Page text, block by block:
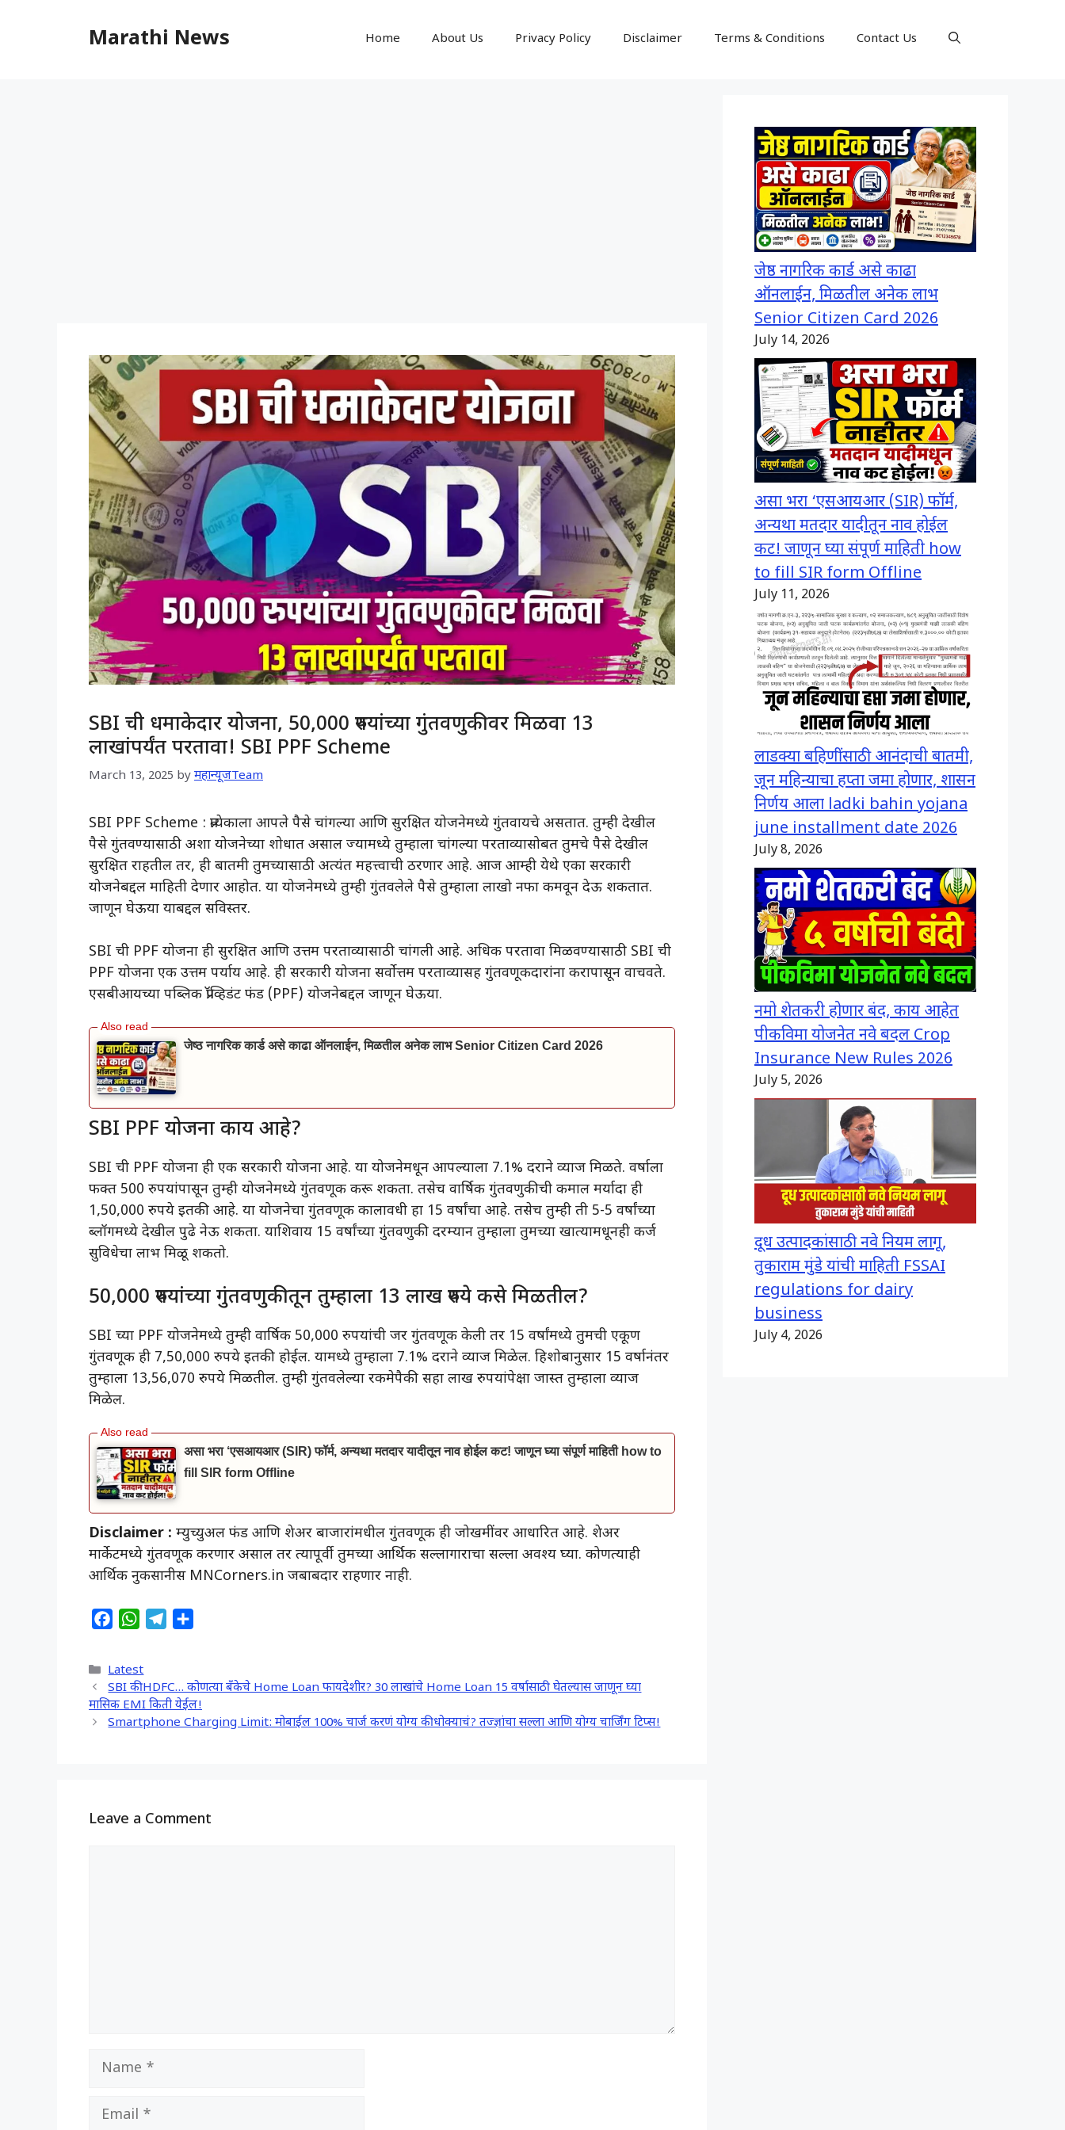
Marathi News Home About Us Privacy Policy Disclaimer Terms & Conditions Contact Us
SBI ची धमाकेदार योजना, 50,000 रुपयांच्या गुंतवणुकीवर मिळवा 13
लाखांपर्यंत परतावा! SBI PPF Scheme
March 13, 2025 by महान्यूजTeam
SBI PPF Scheme : प्रत्येकाला आपले पैसे चांगल्या आणि सुरक्षित योजनेमध्ये गुंतवायचे असतात. तुम्ही देखील
पैसे गुंतवण्यासाठी अशा योजनेच्या शोधात असाल ज्यामध्ये तुम्हाला चांगल्या परताव्यासोबत तुमचे पैसे देखील
सुरक्षित राहतील तर, ही बातमी तुमच्यासाठी अत्यंत महत्त्वाची ठरणार आहे. आज आम्ही येथे एका सरकारी
योजनेबद्दल माहिती देणार आहोत. या योजनेमध्ये तुम्ही गुंतवलेले पैसे तुम्हाला लाखो नफा कमवून देऊ शकतात.
जाणून घेऊया याबद्दल सविस्तर.
SBI ची PPF योजना ही सुरक्षित आणि उत्तम परताव्यासाठी चांगली आहे. अधिक परतावा मिळवण्यासाठी SBI ची
PPF योजना एक उत्तम पर्याय आहे. ही सरकारी योजना सर्वोत्तम परताव्यासह गुंतवणूकदारांना करापासून वाचवते.
एसबीआयच्या पब्लिक प्रॉव्हिडंट फंड (PPF) योजनेबद्दल जाणून घेऊया.
जेष्ठ नागरिक कार्ड असे काढा ऑनलाईन, मिळतील अनेक लाभ Senior Citizen Card 2026
SBI PPF योजना काय आहे?
SBI ची PPF योजना ही एक सरकारी योजना आहे. या योजनेमधून आपल्याला 7.1% दराने व्याज मिळते. वर्षाला
फक्त 500 रुपयांपासून तुम्ही योजनेमध्ये गुंतवणूक करू शकता. तसेच वार्षिक गुंतवणुकीची कमाल मर्यादा ही
1,50,000 रुपये इतकी आहे. या योजनेचा गुंतवणूक कालावधी हा 15 वर्षांचा आहे. तसेच तुम्ही ती 5-5 वर्षांच्या
ब्लॉगमध्ये देखील पुढे नेऊ शकता. याशिवाय 15 वर्षांच्या गुंतवणुकी दरम्यान तुम्हाला तुमच्या खात्यामधूनही कर्ज
सुविधेचा लाभ मिळू शकतो.
50,000 रुपयांच्या गुंतवणुकीतून तुम्हाला 13 लाख रुपये कसे मिळतील?
SBI च्या PPF योजनेमध्ये तुम्ही वार्षिक 50,000 रुपयांची जर गुंतवणूक केली तर 15 वर्षांमध्ये तुमची एकूण
गुंतवणूक ही 7,50,000 रुपये इतकी होईल. यामध्ये तुम्हाला 7.1% दराने व्याज मिळेल. हिशोबानुसार 15 वर्षानंतर
तुम्हाला 13,56,070 रुपये मिळतील. तुम्ही गुंतवलेल्या रकमेपैकी सहा लाख रुपयांपेक्षा जास्त तुम्हाला व्याज
मिळेल.
असा भरा ‘एसआयआर (SIR) फॉर्म, अन्यथा मतदार यादीतून नाव होईल कट! जाणून घ्या संपूर्ण माहिती how to
fill SIR form Offline
Disclaimer : म्युच्युअल फंड आणि शेअर बाजारांमधील गुंतवणूक ही जोखमींवर आधारित आहे. शेअर
मार्केटमध्ये गुंतवणूक करणार असाल तर त्यापूर्वी तुमच्या आर्थिक सल्लागाराचा सल्ला अवश्य घ्या. कोणत्याही
आर्थिक नुकसानीस MNCorners.in जबाबदार राहणार नाही.
e
b
o
W
t
s
A
e
g
r
r
e
Categories
Latest
SBI की HDFC… कोणत्या बँकेचे Home Loan फायदेशीर? 30 लाखांचे Home Loan 15 वर्षासाठी घेतल्यास जाणून घ्या
मासिक EMI किती येईल!
Smartphone Charging Limit: मोबाईल 100% चार्ज करणं योग्य की धोक्याचं? तज्ज्ञांचा सल्ला आणि योग्य चार्जिंग टिप्स!
Leave a Comment
Name
Email
जेष्ठ नागरिक कार्ड असे काढा
ऑनलाईन, मिळतील अनेक लाभ
Senior Citizen Card 2026
July 14, 2026
असा भरा ‘एसआयआर (SIR) फॉर्म,
अन्यथा मतदार यादीतून नाव होईल
कट! जाणून घ्या संपूर्ण माहिती how
to fill SIR form Offline
July 11, 2026
लाडक्या बहिणींसाठी आनंदाची बातमी,
जून महिन्याचा हप्ता जमा होणार, शासन
निर्णय आला ladki bahin yojana
june installment date 2026
July 8, 2026
नमो शेतकरी होणार बंद, काय आहेत
पीकविमा योजनेत नवे बदल Crop
Insurance New Rules 2026
July 5, 2026
दूध उत्पादकांसाठी नवे नियम लागू,
तुकाराम मुंडे यांची माहिती FSSAI
regulations for dairy
business
July 4, 2026